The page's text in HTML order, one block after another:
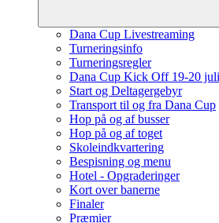
Dana Cup Livestreaming
Turneringsinfo
Turneringsregler
Dana Cup Kick Off 19-20
Start og Deltagergebyr
Transport til og fra Dana Cup
Hop på og af busser
Hop på og af toget
Skoleindkvartering
Bespisning og menu
Hotel - Opgraderinger
Kort over banerne
Finaler
Præmier